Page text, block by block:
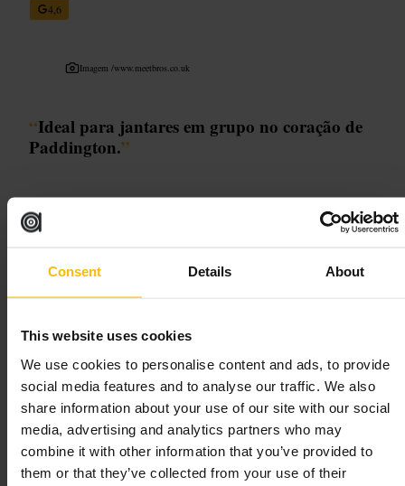
Consent Details About
This website uses cookies
We use cookies to personalise content and ads, to provide
social media features and to analyse our traffic. We also
share information about your use of our site with our social
media, advertising and analytics partners who may
combine it with other information that you’ve provided to
them or that they’ve collected from your use of their
4,6
Imagem /www.meetbros.co.uk
“Ideal para jantares em grupo no coração de
Paddington.”
Adequado para
Noite #Familia AlmoçoNegócios
Pratos concebidos para partilhar, opções para quem prefere uma
refeição individual e um equilíbrio entre cozinha descontraída e pratos
mais trabalhados. Mesas para grupos e mesas mais íntimas. Serviço
funcional, apropriado para famílias, amigos e encontros de trabalho.
Planeie a sua visita